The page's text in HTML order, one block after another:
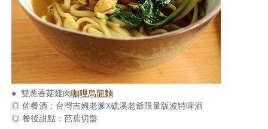
● 雙蔥香菇雞肉咖哩烏龍麵
◎ 佐餐酒：台灣吉姆老爹X礁溪老爺限量版波特啤酒
◎ 餐後甜點：芭蕉切盤